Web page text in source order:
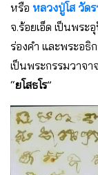
หรือ หลวงปู่โส วัดร
จ.ร้อยเอ็ด เป็นพร
ร่องคำ และพระอธิ
เป็นพระกรรมวาจ
“ยโสธโร”